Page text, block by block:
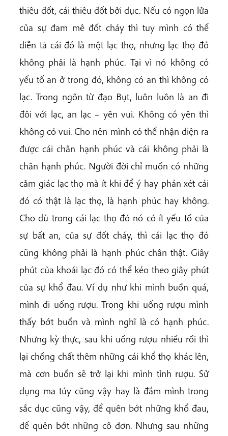
thiêu đốt, cái thiêu đốt bởi dục. Nếu có ngọn lửa
của sự đam mê đốt cháy thì tuy mình có thể
diễn tả cái đó là một lạc thọ, nhưng lạc thọ đó
không phải là hạnh phúc. Tại vì nó không có
yếu tố an ở trong đó, không có an thì không có
lạc. Trong ngôn từ đạo Bụt, luôn luôn là an đi
đôi với lạc, an lạc – yên vui. Không có yên thì
không có vui. Cho nên mình có thể nhận diện ra
được cái chân hạnh phúc và cái không phải là
chân hạnh phúc. Người đời chỉ muốn có những
cảm giác lạc thọ mà ít khi để ý hay phán xét cái
đó có thật là lạc thọ, là hạnh phúc hay không.
Cho dù trong cái lạc thọ đó nó có ít yếu tố của
sự bất an, của sự đốt cháy, thì cái lạc thọ đó
cũng không phải là hạnh phúc chân thật. Giây
phút của khoái lạc đó có thể kéo theo giây phút
của sự khổ đau. Ví dụ như khi mình buồn quá,
mình đi uống rượu. Trong khi uống rượu mình
thấy bớt buồn và mình nghĩ là có hạnh phúc.
Nhưng kỳ thực, sau khi uống rượu nhiều rồi thì
lại chồng chất thêm những cái khổ thọ khác lên,
mà cơn buồn sẽ trở lại khi mình tỉnh rượu. Sử
dụng ma túy cũng vậy hay là đắm mình trong
sắc dục cũng vậy, để quên bớt những khổ đau,
để quên bớt những cô đơn. Nhưng sau những